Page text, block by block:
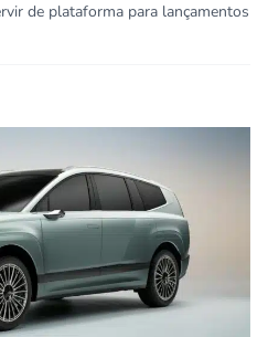
de plataforma para lançamentos